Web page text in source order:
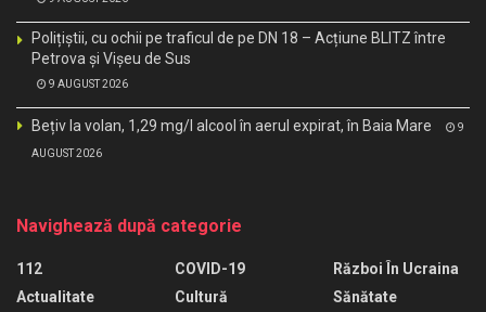
Polițiștii, cu ochii pe traficul de pe DN 18 – Acțiune BLITZ între
Petrova și Vișeu de Sus
9 AUGUST 2026
Bețiv la volan, 1,29 mg/l alcool în aerul expirat, în Baia Mare 9
AUGUST 2026
Navighează după categorie
112
Actualitate
COVID-19
Cultură
Război În Ucraina
Sănătate